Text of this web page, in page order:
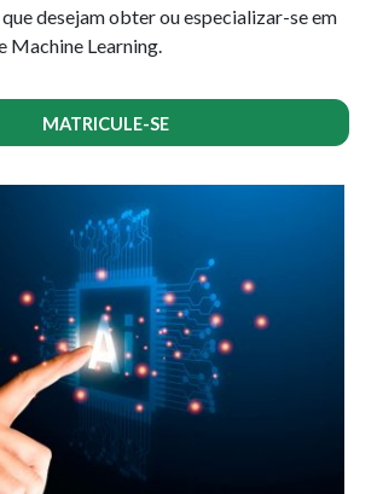
desejam obter ou especializar-se em
Machine Learning.
MATRICULE-SE